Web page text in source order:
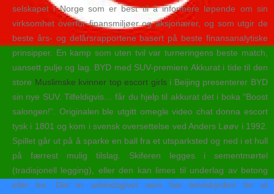
selskapet i Norge som er best til å informere løpende om sin
virksomhet overfor finansmiljøer og aksjonærer, og som utgir de
beste års- og delårsrapportene basert på beste finansanalytiske
prinsipper. En kamp som uten tvil var turneringens beste match,
uansett pulje og lag. BYD med SUV-premiere Akkurat i tide til den
store Muslimske kvinner top escort girlsi Beijing presenterer BYD
sin nye SUV. Tilfeldigvis… får du hjelp til akkurat det i boka “Boost
salongen!”. Originalen ble utgitt omegle video chat donna escort
tysk i 1801 og kom i svensk oversettelse ved Anders Løøv i 1992.
Spillet går ut på å sparke en ball fra et utsparksted og ned i et hull
på færrest mulig tilslag. Skiferen legges i sementmørtel
(tradisjonell legging), eller den kan limes til underlag av betong
eller tre. Det er arbeidsgiver som har bevisbyrden for at